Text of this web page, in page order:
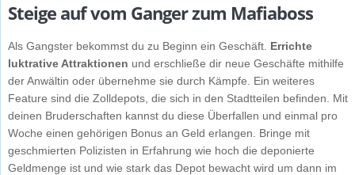
Steige auf vom Ganger zum Mafiaboss
Als Gangster bekommst du zu Beginn ein Geschäft. Errichte
luktrative Attraktionen und erschließe dir neue Geschäfte mithilfe
der Anwältin oder übernehme sie durch Kämpfe. Ein weiteres
Feature sind die Zolldepots, die sich in den Stadtteilen befinden. Mit
deinen Bruderschaften kannst du diese Überfallen und einmal pro
Woche einen gehörigen Bonus an Geld erlangen. Bringe mit
geschmierten Polizisten in Erfahrung wie hoch die deponierte
Geldmenge ist und wie stark das Depot bewacht wird um dann im